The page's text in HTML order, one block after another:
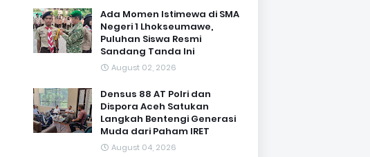
Ada Momen Istimewa di SMA
Negeri 1 Lhokseumawe,
Puluhan Siswa Resmi
Sandang Tanda Ini
August 02, 2026
Densus 88 AT Polri dan
Dispora Aceh Satukan
Langkah Bentengi Generasi
Muda dari Paham IRET
August 04, 2026